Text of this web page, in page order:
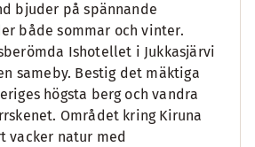
bjuder på spännande
både sommar och vinter.
Ishotellet i Jukkasjärvi
sameby. Bestig det mäktiga
högsta berg och vandra
Området kring Kiruna
vacker natur med